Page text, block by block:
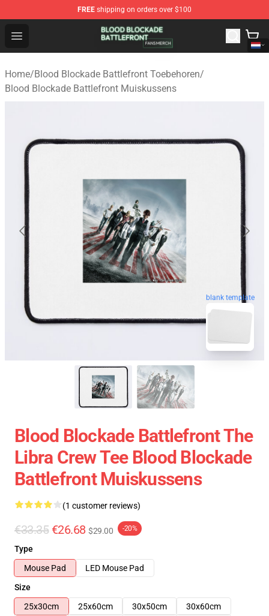
FREE shipping on orders over $100
Open menu
Blood Blockade Battlefront Shop - Official Blood
Home/Blood Blockade Battlefront Toebehoren/
Blood Blockade Battlefront Muiskussens
blank template
Blood Blockade Battlefront The
Libra Crew Tee Blood Blockade
Battlefront Muiskussens
(1 customer reviews)
€33.35 €26.68 $29.00 -20%
Type
Mouse Pad
LED Mouse Pad
Size
25x30cm
25x60cm 30x50cm
30x60cm